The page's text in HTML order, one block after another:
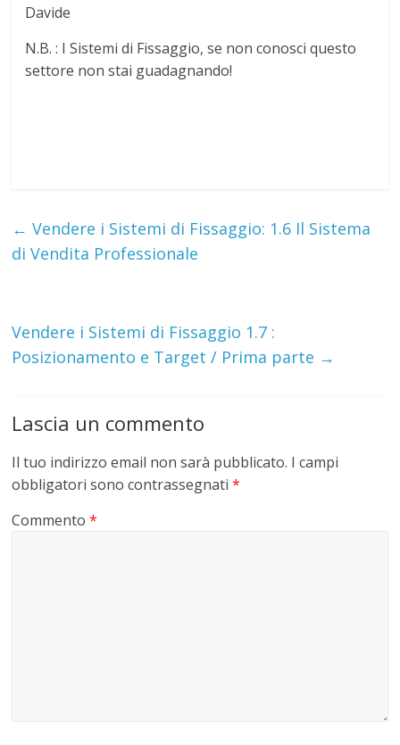
Davide
N.B. : I Sistemi di Fissaggio, se non conosci questo
settore non stai guadagnando!
← Vendere i Sistemi di Fissaggio: 1.6 Il Sistema
di Vendita Professionale
Vendere i Sistemi di Fissaggio 1.7 :
Posizionamento e Target / Prima parte →
Lascia un commento
Il tuo indirizzo email non sarà pubblicato. I campi
obbligatori sono contrassegnati*
Commento*